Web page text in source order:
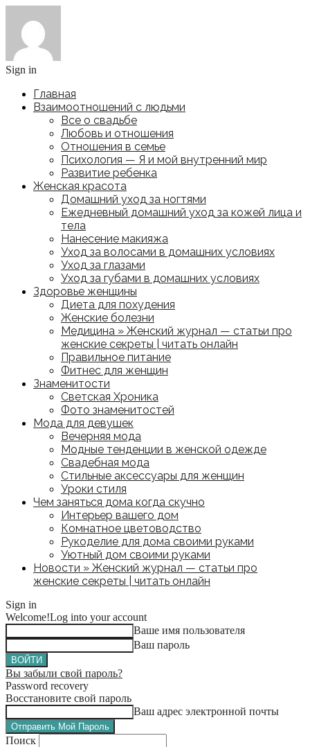
Sign in
Главная
Взаимоотношений с людьми
Все о свадьбе
Любовь и отношения
Отношения в семье
Психология — Я и мой внутренний мир
Развитие ребенка
Женская красота
Домашний уход за ногтями
Ежедневный домашний уход за кожей лица и
тела
Нанесение макияжа
Уход за волосами в домашних условиях
Уход за глазами
Уход за губами в домашних условиях
Здоровье женщины
Диета для похудения
Женские болезни
Медицина » Женский журнал — статьи про
женские секреты | читать онлайн
Правильное питание
Фитнес для женщин
Знаменитости
Светская Хроника
Фото знаменитостей
Мода для девушек
Вечерняя мода
Модные тенденции в женской одежде
Свадебная мода
Стильные аксессуары для женщин
Уроки стиля
Чем заняться дома когда скучно
Интерьер вашего дом
Комнатное цветоводство
Рукоделие для дома своими руками
Уютный дом своими руками
Новости » Женский журнал — статьи про
женские секреты | читать онлайн
Sign in
Welcome!Log into your account
Ваше имя пользователя
Ваш пароль
Вы забыли свой пароль?
Password recovery
Восстановите свой пароль
Ваш адрес электронной почты
Поиск